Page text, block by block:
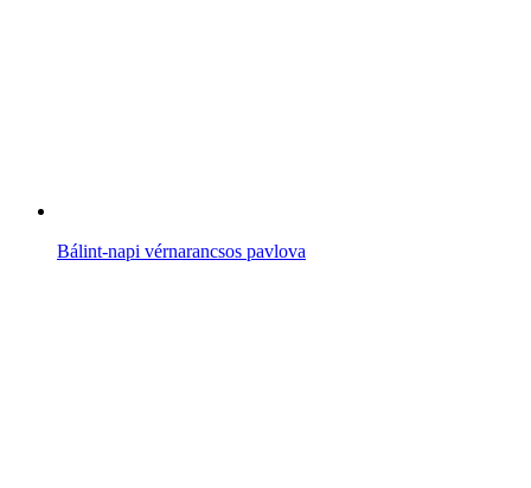
Bálint-napi vérnarancsos pavlova